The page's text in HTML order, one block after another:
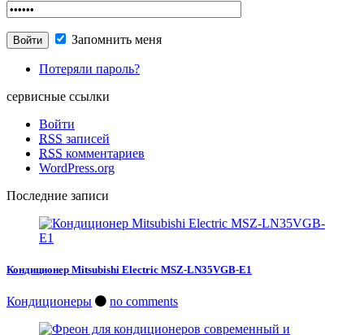
Запомнить меня
Потеряли пароль?
сервисные ссылки
Войти
RSS записей
RSS комментариев
WordPress.org
Последние записи
Кондиционер Mitsubishi Electric MSZ-LN35VGB-E1
Кондиционеры no comments